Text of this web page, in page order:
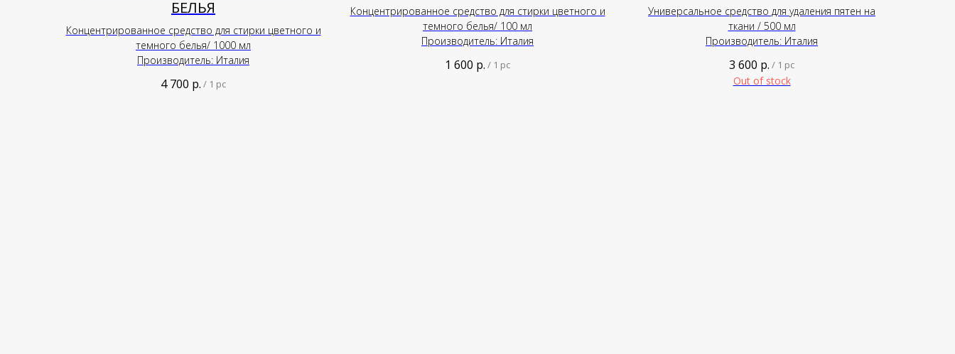
БЕЛЬЯ
Концентрированное средство для стирки цветного и
темного белья/ 1000 мл
Производитель: Италия
4 700 р. / 1 pc
Концентрированное средство для стирки цветного и
темного белья/ 100 мл
Производитель: Италия
1 600 р. / 1 pc
Универсальное средство для удаления пятен на
ткани / 500 мл
Производитель: Италия
3 600 р. / 1 pc
Out of stock